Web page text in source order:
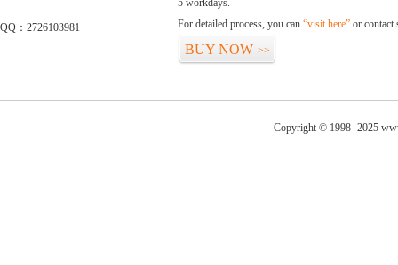
QQ：2726103981
5 workdays.
For detailed process, you can “visit here” or contact
BUY NOW >>
Copyright © 1998 -2025